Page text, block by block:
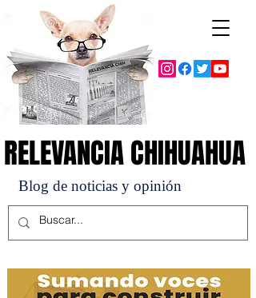
Blog de noticias y opinión
RELEVANCIA CHIHUAHUA
RELEVANCIA CHIHUAHUA